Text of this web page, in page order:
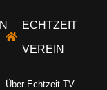
ECHTZEIT
VEREIN
Über Echtzeit-TV